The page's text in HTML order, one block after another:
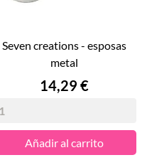
seven creations - esposas
metal
Precio
14,29 €
Añadir al carrito